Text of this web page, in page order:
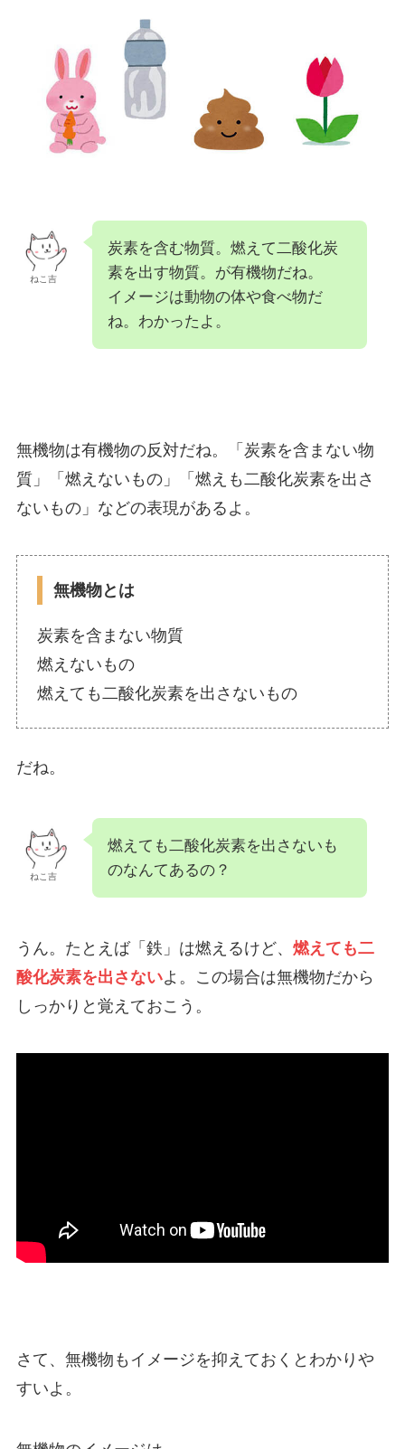
ねこ吉
炭素を含む物質。燃えて二酸化炭
素を出す物質。が有機物だね。
イメージは動物の体や食べ物だ
ね。わかったよ。
無機物は有機物の反対だね。「炭素を含まない物
質」「燃えないもの」「燃えも二酸化炭素を出さ
ないもの」などの表現があるよ。
無機物とは
炭素を含まない物質
燃えないもの
燃えても二酸化炭素を出さないもの
だね。
ねこ吉
燃えても二酸化炭素を出さないも
のなんてあるの？
うん。たとえば「鉄」は燃えるけど、 燃えても二
酸化炭素を出さないよ。この場合は無機物だから
しっかりと覚えておこう。
さて、無機物もイメージを抑えておくとわかりや
すいよ。